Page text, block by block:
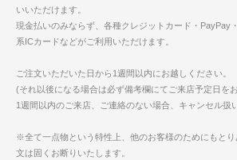
いいただけます。
現金払いのみならず、各種クレジットカード・PayPay
系ICカードなどがご利用いただけます。
ご注文いただいた日から1週間以内にお越しください。
(それ以後になる場合は必ず備考欄にてご来店予定日を
1週間以内のご来店、ご連絡のない場合、キャンセル扱
※全て一点物という特性上、他のお客様のためにもと
文は固くお断りいたします。